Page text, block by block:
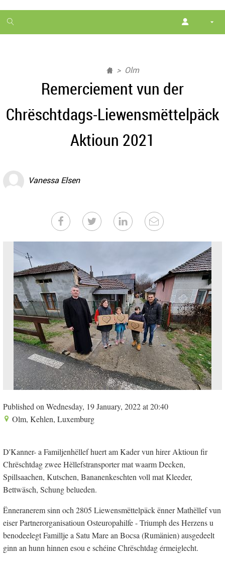
1
month
Olm
Remerciement vun der
Chrëschtdags-Liewensmëttelpäck
Aktioun 2021
Vanessa Elsen
Published on Wednesday, 19 January, 2022 at 20:40
Olm, Kehlen, Luxemburg
D'Kanner- a Familjenhëllef huert am Kader vun hirer Aktioun fir
Chrëschtdag zwee Hëllefstransporter mat waarm Decken,
Spillsaachen, Kutschen, Bananenkeschten voll mat Kleeder,
Bettwäsch, Schung belueden.
Ënneranerem sinn och 2805 Liewensmëttelpäck ënner Mathëllef vun
eiser Partnerorganisatioun Osteuropahilfe - Triumph des Herzens u
benodeelegt Famillje a Satu Mare an Bocsa (Rumänien) ausgedeelt
ginn an hunn hinnen esou e schéine Chrëschtdag érmeiglecht.